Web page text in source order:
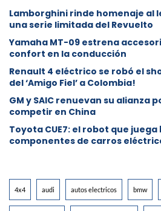
Lamborghini rinde homenaje al
una serie limitada del Revuelto
Yamaha MT-09 estrena
confort en la conducción
Renault 4 eléctrico se robó el
del ‘Amigo Fiel’ a Colombia!
GM y SAIC renuevan su alianza
competir en China
Toyota CUE7: el robot que
componentes de carros
4x4 audi autos electricos bmw